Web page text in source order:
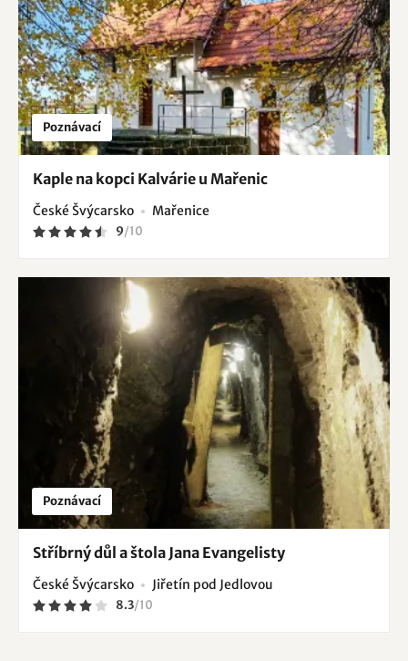
Poznávací
Kaple na kopci Kalvárie u Mařenic
České Švýcarsko Mařenice
9/10
Poznávací
Stříbrný důl a štola Jana Evangelisty
České Švýcarsko Jiřetín pod Jedlovou
8.3/10